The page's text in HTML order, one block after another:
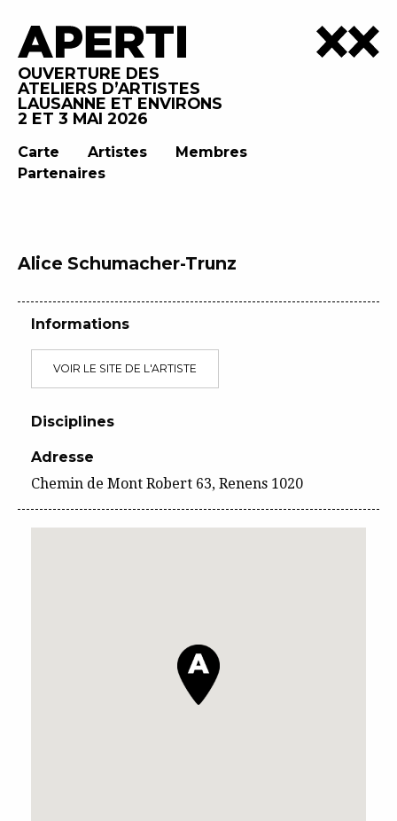
OUVERTURE DES
ATELIERS D’ARTISTES
LAUSANNE ET ENVIRONS
2 ET 3 MAI 2026
Carte Artistes
Membres
Partenaires
Alice Schumacher-Trunz
Informations
VOIR LE SITE DE L'ARTISTE
Disciplines
Adresse
Chemin de Mont Robert 63, Renens 1020